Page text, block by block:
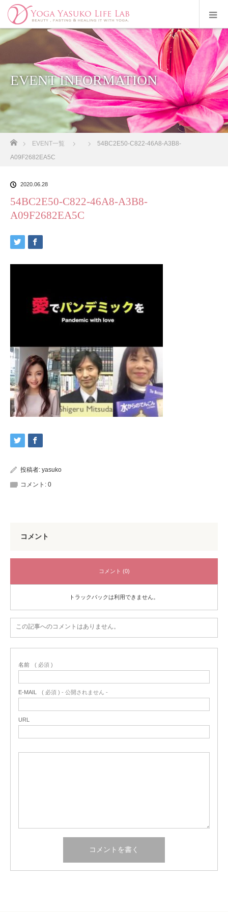
EVENT INFORMATION
EVENT一覧
54BC2E50-C822-46A8-A3B8-
A09F2682EA5C
2020.06.28
54BC2E50-C822-46A8-A3B8-
A09F2682EA5C
投稿者: yasuko
コメント: 0
コメント
コメント (0)
トラックバックは利用できません。
この記事へのコメントはありません。
名前 ( 必須 )
E-MAIL ( 必須 ) - 公開されません -
URL